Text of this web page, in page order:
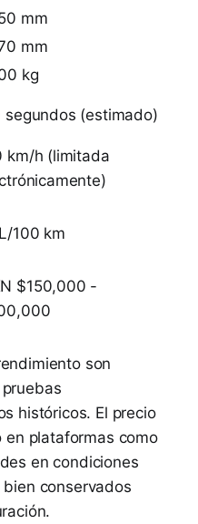
mm
mm
kg
segundos (estimado)
km/h (limitada
100 km
$150,000 -
son
históricos. El precio
en plataformas como
en condiciones
conservados